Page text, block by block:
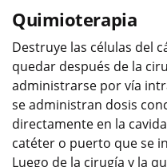
Quimioterapia
Destruye las células del
quedar después de la
administrarse por vía
se administran dosis
directamente en la
catéter o puerto que se
Luego de la cirugía y la